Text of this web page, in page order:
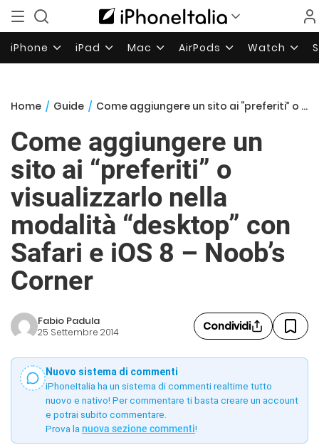
iPhone iPad Mac AirPods Watch
Home / Guide / Come aggiungere un sito ai “preferiti” o visualizzarlo nella modalità “desktop” con Safari e iOS 8 – Noob’s Corner
Come aggiungere un
sito ai “preferiti” o
visualizzarlo nella
modalità “desktop” con
Safari e iOS 8 – Noob’s
Corner
Fabio Padula
25 Settembre 2014 Condividi
Nuovo sistema di commenti
iPhoneItalia ha un sistema di commenti realtime tutto
nuovo e nativo! Per commentare ti basta creare un account
e potrai subito commentare.
Prova la nuova sezione commenti!